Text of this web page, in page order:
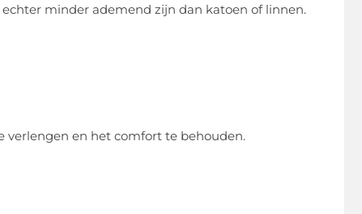
minder ademend zijn dan katoen of linnen.
verlengen en het comfort te behouden.